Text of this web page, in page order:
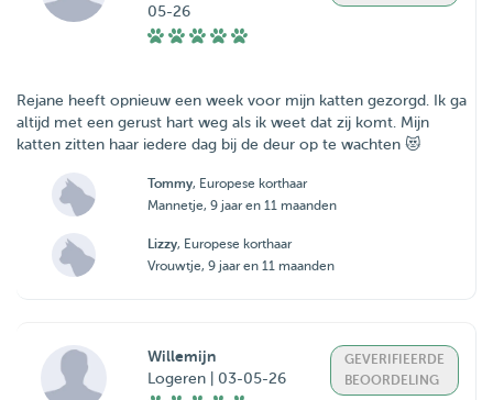
05-26
Rejane heeft opnieuw een week voor mijn katten gezorgd. Ik ga
altijd met een gerust hart weg als ik weet dat zij komt. Mijn
katten zitten haar iedere dag bij de deur op te wachten 😻
Tommy, Europese korthaar
Mannetje, 9 jaar en 11 maanden
Lizzy, Europese korthaar
Vrouwtje, 9 jaar en 11 maanden
Willemijn
Logeren | 03-05-26
GEVERIFIEERDE
BEOORDELING